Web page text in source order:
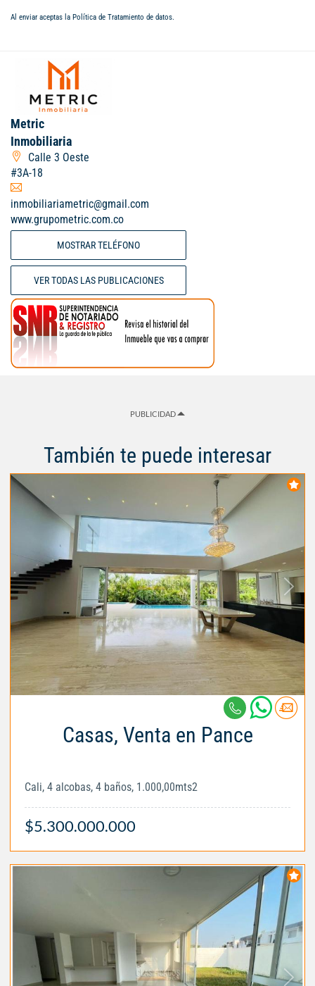
Al enviar aceptas la Política de Tratamiento de datos.
Metric
Inmobiliaria
Calle 3 Oeste
#3A-18
inmobiliariametric@gmail.com
www.grupometric.com.co
MOSTRAR TELÉFONO
VER TODAS LAS PUBLICACIONES
PUBLICIDAD
También te puede interesar
Casas, Venta en Pance
Cali, 4 alcobas, 4 baños, 1.000,00mts2
$5.300.000.000